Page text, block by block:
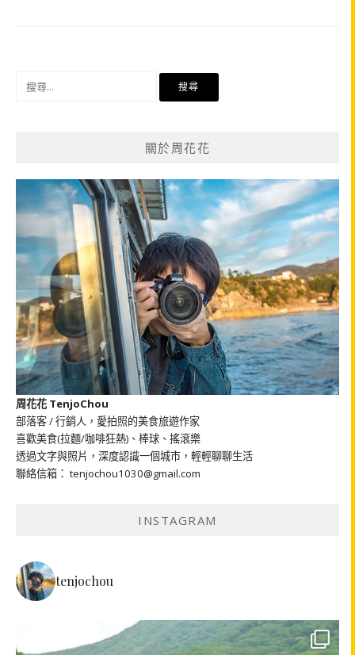
關於周花花
周花花 TenjoChou
部落客 / 行銷人，愛拍照的美食旅遊作家
喜歡美食(拉麵/咖啡狂熱)、棒球、搖滾樂
透過文字與照片，深度認識一個城市，輕輕聊聊生活
聯絡信箱： tenjochou1030@gmail.com
INSTAGRAM
tenjochou